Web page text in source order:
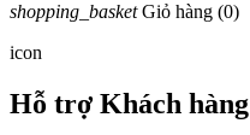
shopping_basket Giỏ hàng (0)
icon
Hỗ trợ Khách hàng